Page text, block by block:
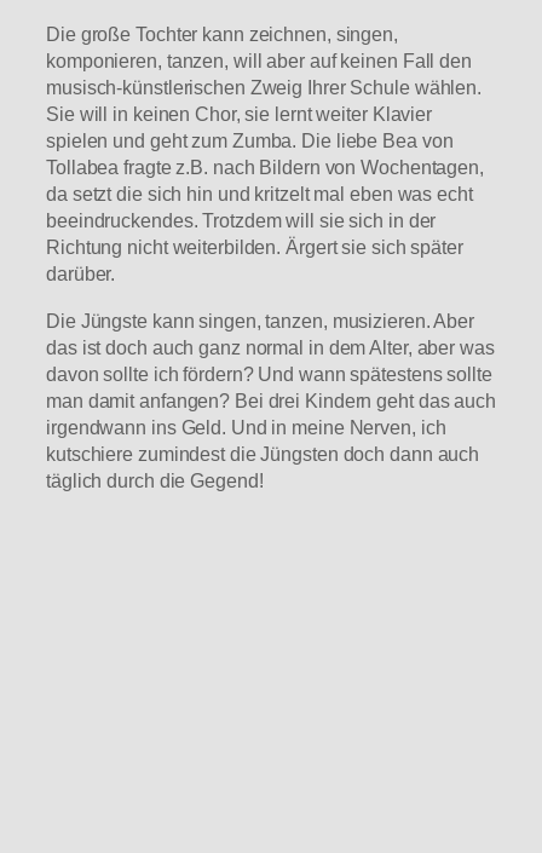
Die große Tochter kann zeichnen, singen,
komponieren, tanzen, will aber auf keinen Fall den
musisch-künstlerischen Zweig Ihrer Schule wählen.
Sie will in keinen Chor, sie lernt weiter Klavier
spielen und geht zum Zumba. Die liebe Bea von
Tollabea fragte z.B. nach Bildern von Wochentagen,
da setzt die sich hin und kritzelt mal eben was echt
beeindruckendes. Trotzdem will sie sich in der
Richtung nicht weiterbilden. Ärgert sie sich später
darüber.
Die Jüngste kann singen, tanzen, musizieren. Aber
das ist doch auch ganz normal in dem Alter, aber was
davon sollte ich fördern? Und wann spätestens sollte
man damit anfangen? Bei drei Kindern geht das auch
irgendwann ins Geld. Und in meine Nerven, ich
kutschiere zumindest die Jüngsten doch dann auch
täglich durch die Gegend!